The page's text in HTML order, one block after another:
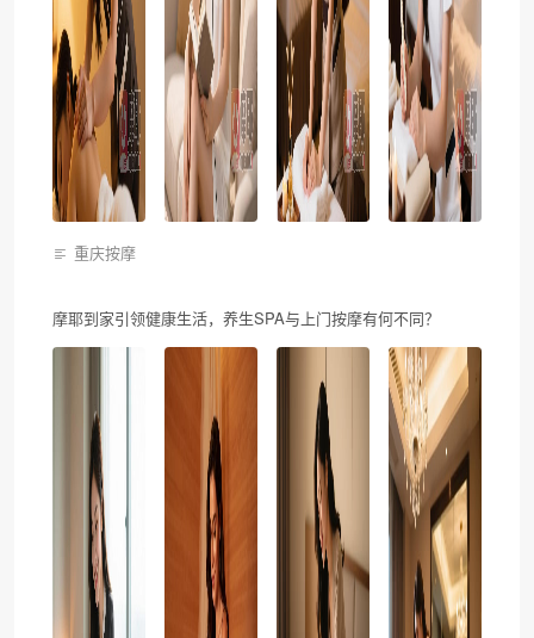
重庆按摩
摩耶到家引领健康生活，养生SPA与上门按摩有何不同？